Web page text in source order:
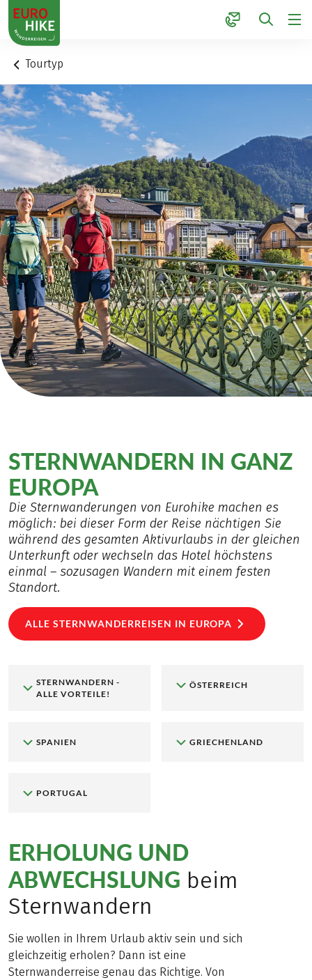
1
Tourtyp
STERNWANDERN IN GANZ
EUROPA
Die Sternwanderungen von Eurohike machen es
möglich: bei dieser Form der Reise nächtigen Sie
während des gesamten Aktivurlaubs in der gleichen
Unterkunft oder wechseln das Hotel höchstens
einmal – sozusagen Wandern mit einem festen
Standort.
ALLE STERNWANDERREISEN IN EUROPA
STERNWANDERN -
ALLE VORTEILE!
ÖSTERREICH
SPANIEN GRIECHENLAND
PORTUGAL
ERHOLUNG UND
ABWECHSLUNG beim
Sternwandern
Sie wollen in Ihrem Urlaub aktiv sein und sich
gleichzeitig erholen? Dann ist eine
Sternwanderreise genau das Richtige. Von